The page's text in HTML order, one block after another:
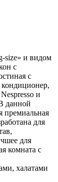
size» и видом
с
с
и
данной
премиальная
для
для
комната с
халатами